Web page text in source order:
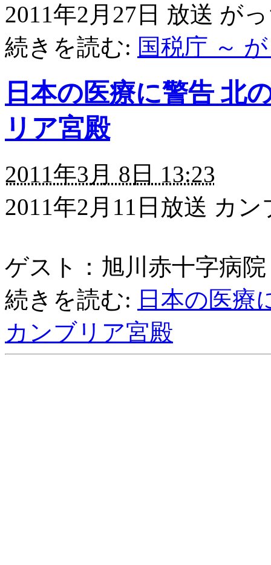
2011年2月27日 放送 が
続きを読む: 国税庁 ～
日本の医療に警告 北
リア宮殿
2011年3月 8日 13:23
2011年2月11日放送 カ
ゲスト：旭川赤十字病
続きを読む: 日本の医療
カンブリア宮殿